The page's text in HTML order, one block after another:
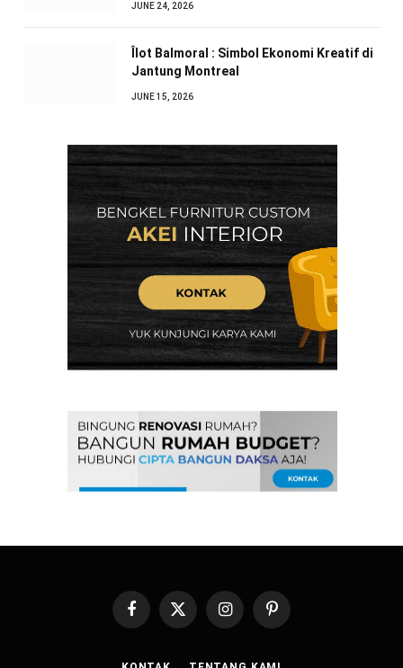
JUNE 24, 2026
Îlot Balmoral : Simbol Ekonomi Kreatif di
Jantung Montreal
JUNE 15, 2026
FacebookX
(Twitter)
InstagramPinterest